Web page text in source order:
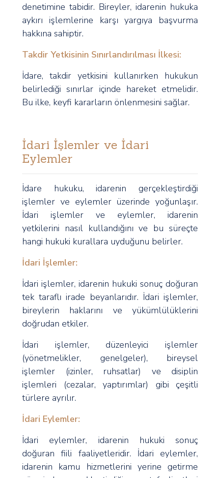
denetimine tabidir. Bireyler, idarenin hukuka
aykırı işlemlerine karşı yargıya başvurma
hakkına sahiptir.
Takdir Yetkisinin Sınırlandırılması İlkesi:
İdare, takdir yetkisini kullanırken hukukun
belirlediği sınırlar içinde hareket etmelidir.
Bu ilke, keyfi kararların önlenmesini sağlar.
İdari İşlemler ve İdari
Eylemler
İdare hukuku, idarenin gerçekleştirdiği
işlemler ve eylemler üzerinde yoğunlaşır.
İdari işlemler ve eylemler, idarenin
yetkilerini nasıl kullandığını ve bu süreçte
hangi hukuki kurallara uyduğunu belirler.
İdari İşlemler:
İdari işlemler, idarenin hukuki sonuç doğuran
tek taraflı irade beyanlarıdır. İdari işlemler,
bireylerin haklarını ve yükümlülüklerini
doğrudan etkiler.
İdari işlemler, düzenleyici işlemler
(yönetmelikler, genelgeler), bireysel
işlemler (izinler, ruhsatlar) ve disiplin
işlemleri (cezalar, yaptırımlar) gibi çeşitli
türlere ayrılır.
İdari Eylemler:
İdari eylemler, idarenin hukuki sonuç
doğuran fiili faaliyetleridir. İdari eylemler,
idarenin kamu hizmetlerini yerine getirme